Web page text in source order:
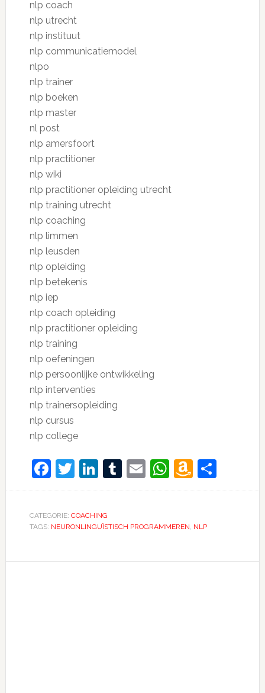
nlp coach
nlp utrecht
nlp instituut
nlp communicatiemodel
nlpo
nlp trainer
nlp boeken
nlp master
nl post
nlp amersfoort
nlp practitioner
nlp wiki
nlp practitioner opleiding utrecht
nlp training utrecht
nlp coaching
nlp limmen
nlp leusden
nlp opleiding
nlp betekenis
nlp iep
nlp coach opleiding
nlp practitioner opleiding
nlp training
nlp oefeningen
nlp persoonlijke ontwikkeling
nlp interventies
nlp trainersopleiding
nlp cursus
nlp college
Facebook
Twitter
LinkedIn
Tumblr
EmailWhatsApp
Amazon
Wish
CATEGORIE: COACHING
TAGS: NEURONLINGUÏSTISCH PROGRAMMEREN, NLP